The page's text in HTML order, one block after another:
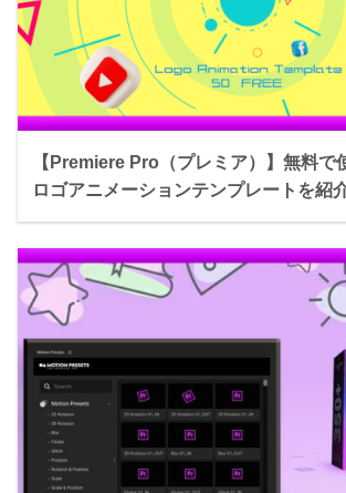
【Premiere Pro（プレミア）】無料で
ロゴアニメーションテンプレートを紹